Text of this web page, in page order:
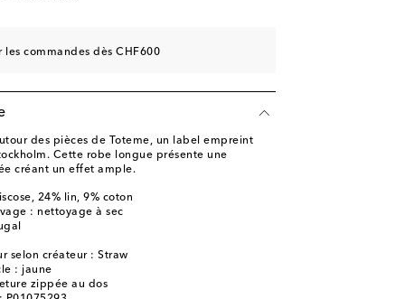
les commandes dès CHF600
des pièces de Toteme, un label empreint
Cette robe longue présente une
créant un effet ample.
24% lin, 9% coton
: nettoyage à sec
selon créateur : Straw
: jaune
zippée au dos